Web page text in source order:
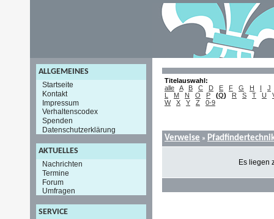
ALLGEMEINES
Startseite
Kontakt
Impressum
Verhaltenscodex
Spenden
Datenschutzerklärung
AKTUELLES
Nachrichten
Termine
Forum
Umfragen
SERVICE
Titelauswahl:
alle
A B C D E F G H I
J
L
M N O P (Q) R S T U
W
X Y Z 0-9
Verweise »
Es liegen